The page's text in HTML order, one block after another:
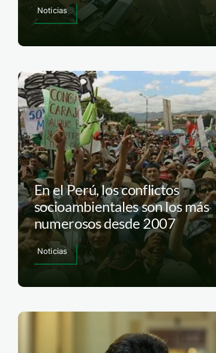
Noticias
En el Perú, los conflictos
socioambientales son los más
numerosos desde 2007
Noticias